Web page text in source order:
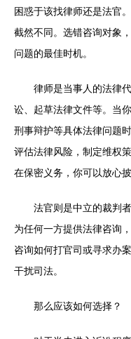
困惑于该找律师还是法官
截然不同。选错咨询对象
问题的最佳时机。
律师是当事人的法律
讼、起草法律文件等。当
刑事辩护等具体法律问题
评估法律风险，制定维权
在保密义务，你可以放心披
法官则是中立的裁判
为任何一方提供法律咨询
咨询如何打官司或寻求办
干扰司法。
那么应该如何选择？